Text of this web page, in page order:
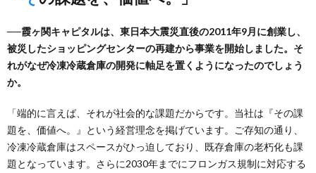
──霞ヶ関キャピタルは、東日本大震災直後の2011年9月に創業し、
被災したショッピングセンターの再建から事業を開始しました。そ
れがなぜ冷凍冷蔵倉庫の開発に軸足を置くようになったのでしょう
か。
「端的に言えば、それが社会的な課題だからです。当社は『その課
題を、価値へ。』という経営理念を掲げています。ご存知の通り、
冷凍冷蔵倉庫はスペースがひっ迫しており、既存倉庫の老朽化も課
題となっています。さらに2030年までにフロンガス規制に対応する